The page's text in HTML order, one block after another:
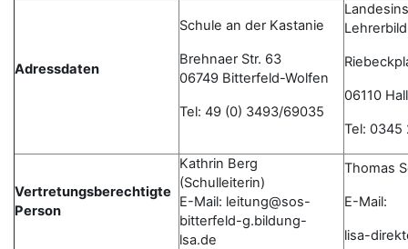
Adressdaten
Schule an der Kastanie
Brehnaer Str. 63
06749 Bitterfeld-Wolfen
Tel: 49 (0) 3493/69035
06110
Tel:
Vertretungsberechtigte
Person
Kathrin Berg
(Schulleiterin)
E-Mail: leitung@sos-
bitterfeld-g.bildung-
lsa.de
Thomas
E-Mail:
lisa-